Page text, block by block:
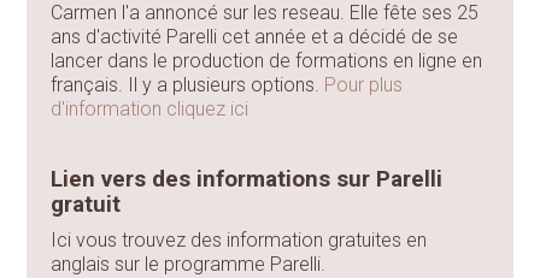
Carmen l'a annoncé sur les reseau. Elle fête ses 25
ans d'activité Parelli cet année et a décidé de se
lancer dans le production de formations en ligne en
français. Il y a plusieurs options. Pour plus
d'information cliquez ici
Lien vers des informations sur Parelli
gratuit
Ici vous trouvez des information gratuites en
anglais sur le programme Parelli.